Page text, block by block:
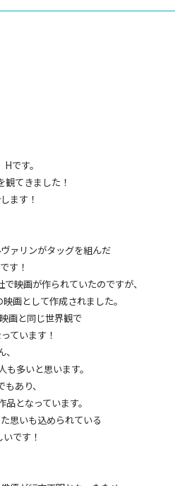
です。
てきました！
ます！
ァリンがタッグを組んだ
す！
映画が作られていたのですが、
画として作成されました。
画と同じ世界観で
ています！
多いと思います。
あり、
となっています。
思いも込められている
です！